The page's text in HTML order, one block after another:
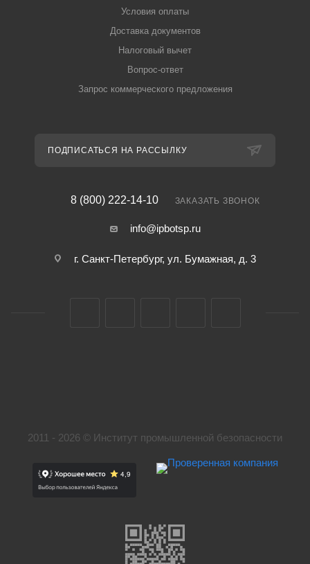
Условия оплаты
Доставка документов
Налоговый вычет
Вопрос-ответ
Запрос коммерческого предложения
ПОДПИСАТЬСЯ НА РАССЫЛКУ
8 (800) 222-14-10 ЗАКАЗАТЬ ЗВОНОК
info@ipbotsp.ru
г. Санкт-Петербург, ул. Бумажная, д. 3
2011 - 2026 © Институт промышленной безопасности